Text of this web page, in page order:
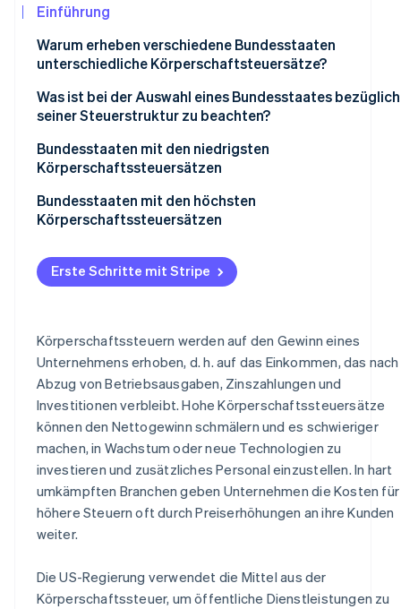
Stripe-Sessions 2026
Jetzt ansehen
Einführung
Warum erheben verschiedene Bundesstaaten
unterschiedliche Körperschaftsteuersätze?
Was ist bei der Auswahl eines Bundesstaates bezüglich
seiner Steuerstruktur zu beachten?
Gesamtsteuerbelastung
Unternehmensstruktur
Branchenspezifische Überlegungen
Weitere Faktoren
Bundesstaaten mit den niedrigsten
Körperschaftssteuersätzen
US-Bundesstaaten ohne Körperschaftsteuer
Bundesstaaten mit niedriger Körperschaftsteuer
Bundesstaaten mit den höchsten
Körperschaftssteuersätzen
Erste Schritte mit Stripe
Körperschaftssteuern werden auf den Gewinn eines
Unternehmens erhoben, d. h. auf das Einkommen, das nach
Abzug von Betriebsausgaben, Zinszahlungen und
Investitionen verbleibt. Hohe Körperschaftssteuersätze
können den Nettogewinn schmälern und es schwieriger
machen, in Wachstum oder neue Technologien zu
investieren und zusätzliches Personal einzustellen. In hart
umkämpften Branchen geben Unternehmen die Kosten für
höhere Steuern oft durch Preiserhöhungen an ihre Kunden
weiter.
Die US-Regierung verwendet die Mittel aus der
Körperschaftssteuer, um öffentliche Dienstleistungen zu